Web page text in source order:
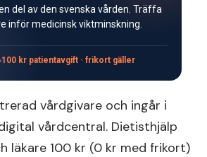
del av den svenska vården. Träffa
inför medicinsk viktminskning.
100 kr patientavgift · frikort gäller
vårdgivare och ingår i
vårdcentral. Dietisthjälp
läkare 100 kr (0 kr med frikort)